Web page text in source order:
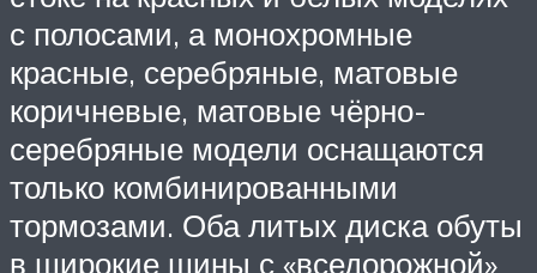
с полосами, а монохромные
красные, серебряные, матовые
коричневые, матовые чёрно-
серебряные модели оснащаются
только комбинированными
тормозами. Оба литых диска обуты
в широкие шины с «вседорожной»